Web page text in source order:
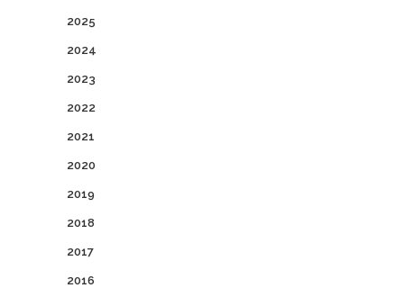
2025
2024
2023
2022
2021
2020
2019
2018
2017
2016